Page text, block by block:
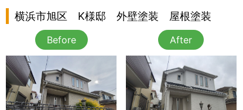
横浜市旭区 K様邸 外壁塗装 屋根塗装
Before After